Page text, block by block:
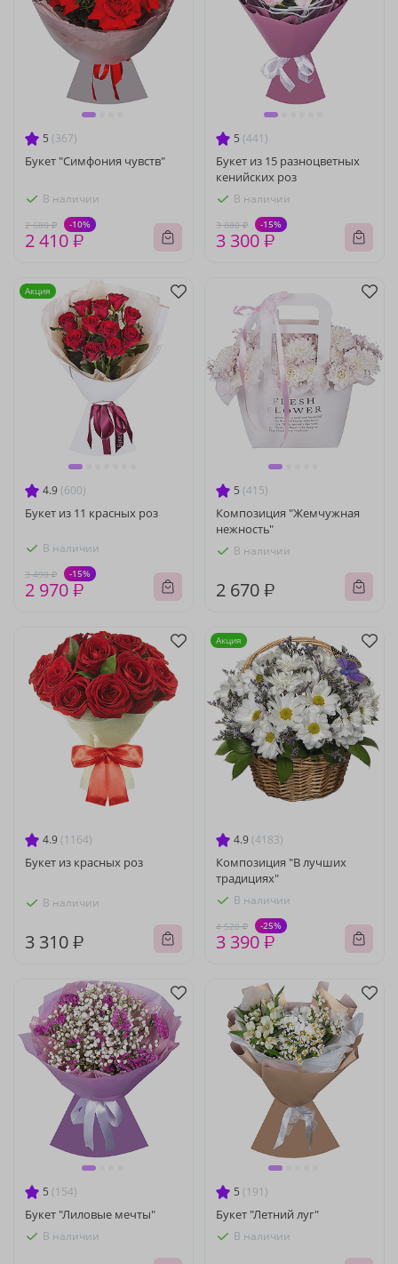
5 (367)
Букет "Симфония чувств"
В наличии
2 680 ₽ -10%
2 410 ₽
5 (441)
Букет из 15 разноцветных
кенийских роз
В наличии
3 880 ₽ -15%
3 300 ₽
4.9 (600)
Букет из 11 красных роз
В наличии
3 490 ₽ -15%
2 970 ₽
Акция
5 (415)
Композиция "Жемчужная
нежность"
В наличии
2 670 ₽
4.9 (1164)
Букет из красных роз
В наличии
3 310 ₽
4.9 (4183)
Композиция "В лучших
традициях"
В наличии
4 520 ₽ -25%
3 390 ₽
Акция
5 (154)
Букет "Лиловые мечты"
В наличии
5 (191)
Букет "Летний луг"
В наличии